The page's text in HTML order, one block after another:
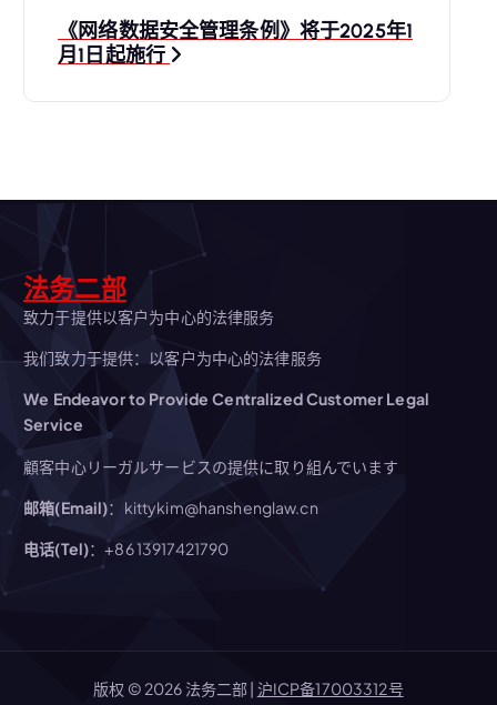
航《网络数据安全管理条例》将于2025年1
月1日起施行
法务二部
致力于提供以客户为中心的法律服务
我们致力于提供：以客户为中心的法律服务
We Endeavor to Provide Centralized Customer Legal
Service
顧客中心リーガルサービスの提供に取り組んでいます
邮箱(Email)：kittykim@hanshenglaw.cn
电话(Tel)：+86 13917421790
版权 © 2026 法务二部 | 沪ICP备17003312号